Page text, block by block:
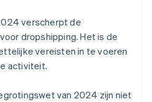
verscherpt de
dropshipping. Het is de
vereisten in te voeren
activiteit.
van 2024 zijn niet